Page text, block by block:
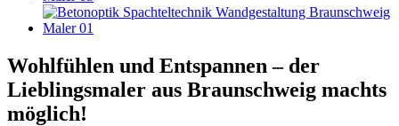
Wohlfühlen und Entspannen – der
Lieblingsmaler aus Braunschweig machts
möglich!